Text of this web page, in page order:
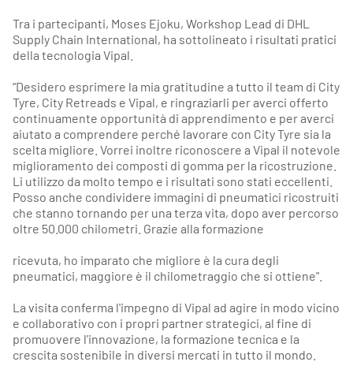
Tra i partecipanti, Moses Ejoku, Workshop Lead di DHL
Supply Chain International, ha sottolineato i risultati pratici
della tecnologia Vipal.
“Desidero esprimere la mia gratitudine a tutto il team di City
Tyre, City Retreads e Vipal, e ringraziarli per averci offerto
continuamente opportunità di apprendimento e per averci
aiutato a comprendere perché lavorare con City Tyre sia la
scelta migliore. Vorrei inoltre riconoscere a Vipal il notevole
miglioramento dei composti di gomma per la ricostruzione.
Li utilizzo da molto tempo e i risultati sono stati eccellenti.
Posso anche condividere immagini di pneumatici ricostruiti
che stanno tornando per una terza vita, dopo aver percorso
oltre 50.000 chilometri. Grazie alla formazione
ricevuta, ho imparato che migliore è la cura degli
pneumatici, maggiore è il chilometraggio che si ottiene".
La visita conferma l'impegno di Vipal ad agire in modo vicino
e collaborativo con i propri partner strategici, al fine di
promuovere l'innovazione, la formazione tecnica e la
crescita sostenibile in diversi mercati in tutto il mondo.